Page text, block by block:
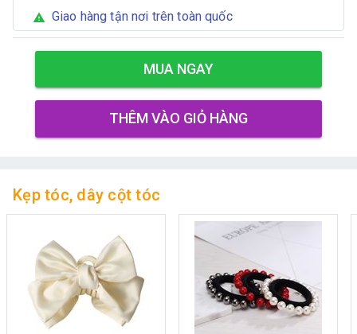
warning Giao hàng tận nơi trên toàn quốc
MUA NGAY
THÊM VÀO GIỎ HÀNG
Kẹp tóc, dây cột tóc